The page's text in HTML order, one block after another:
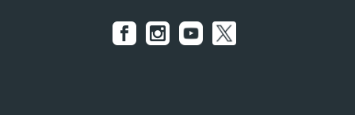
Ekainak 26, Lukiano
Uztailak 5, Luko